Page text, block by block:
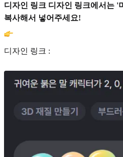
디자인 링크 디자인 링크에서는 '
복사해서 넣어주세요!
디자인 링크 :